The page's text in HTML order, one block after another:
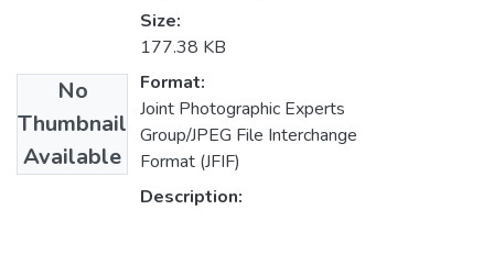
No
Thumbnail
Available
Size:
177.38 KB
Format:
Joint Photographic Experts
Group/JPEG File Interchange
Format (JFIF)
Description: